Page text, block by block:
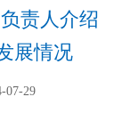
责人介绍
展情况
07-29